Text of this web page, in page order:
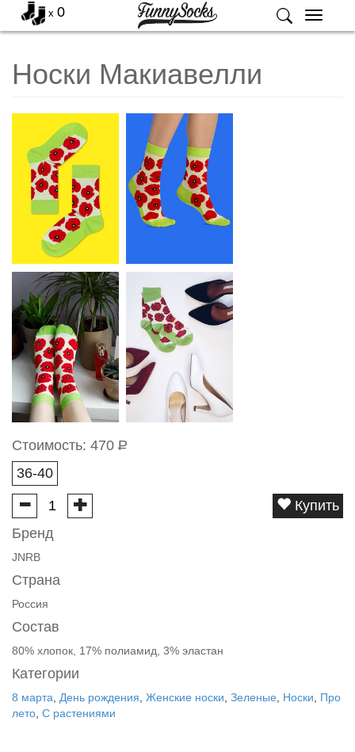
Меню
x 0
Носки Макиавелли
Стоимость: 470 Р
36-40
Купить
Бренд
JNRB
Страна
Россия
Состав
80% хлопок, 17% полиамид, 3% эластан
Категории
8 марта День рождения Женские носки Зеленые Носки
Про
лето С растениями